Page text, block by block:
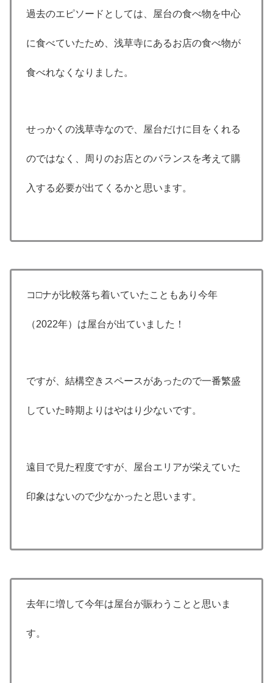
過去のエピソードとしては、屋台の食べ物を中心
に食べていたため、浅草寺にあるお店の食べ物が
食べれなくなりました。
せっかくの浅草寺なので、屋台だけに目をくれる
のではなく、周りのお店とのバランスを考えて購
入する必要が出てくるかと思います。
コ□ナが比較落ち着いていたこともあり今年
（2022年）は屋台が出ていました！
ですが、結構空きスペースがあったので一番繁盛
していた時期よりはやはり少ないです。
遠目で見た程度ですが、屋台エリアが栄えていた
印象はないので少なかったと思います。
去年に増して今年は屋台が賑わうことと思いま
す。